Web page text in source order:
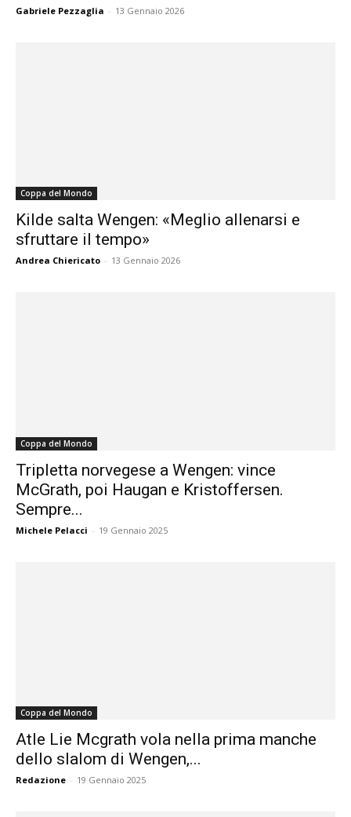
Gabriele Pezzaglia - 13 Gennaio 2026
Coppa del Mondo
Kilde salta Wengen: «Meglio allenarsi e
sfruttare il tempo»
Andrea Chiericato - 13 Gennaio 2026
Coppa del Mondo
Tripletta norvegese a Wengen: vince
McGrath, poi Haugan e Kristoffersen.
Sempre...
Michele Pelacci - 19 Gennaio 2025
Coppa del Mondo
Atle Lie Mcgrath vola nella prima manche
dello slalom di Wengen,...
Redazione - 19 Gennaio 2025